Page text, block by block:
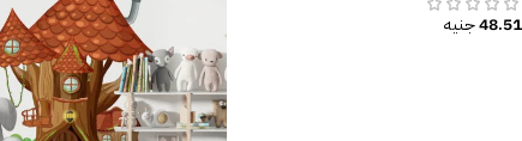
48.51جنيه